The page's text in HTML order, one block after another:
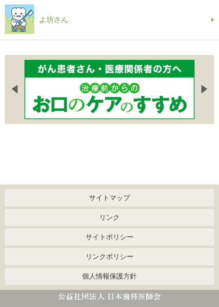
よ坊さん
サイトマップ
リンク
サイトポリシー
リンクポリシー
個人情報保護方針